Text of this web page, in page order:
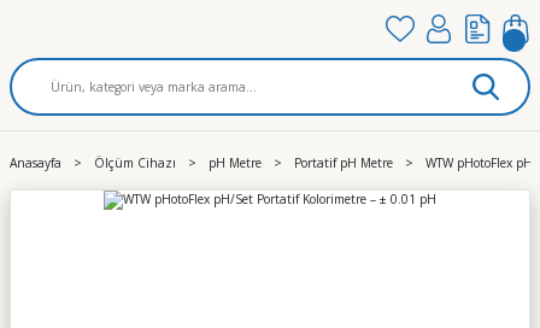
Anasayfa Ölçüm Cihazı pH Metre Portatif pH Metre WTW pHotoFlex